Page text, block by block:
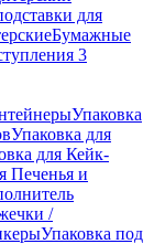
для
Бумажные
3
Упаковка
Упаковка для
для Кейк-
Печенья и
/
Упаковка под